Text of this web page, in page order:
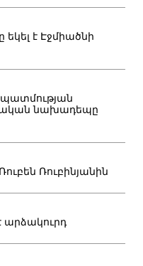
է Էջմիածնի
պատմության
նախադեպը
Ռուբինյանին
արձակուրդ